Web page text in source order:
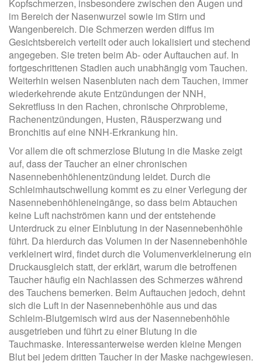
Kopfschmerzen, insbesondere zwischen den Augen und
im Bereich der Nasenwurzel sowie im Stirn und
Wangenbereich. Die Schmerzen werden diffus im
Gesichtsbereich verteilt oder auch lokalisiert und stechend
angegeben. Sie treten beim Ab- oder Auftauchen auf. In
fortgeschrittenen Stadien auch unabhängig vom Tauchen.
Weiterhin weisen Nasenbluten nach dem Tauchen, immer
wiederkehrende akute Entzündungen der NNH,
Sekretfluss in den Rachen, chronische Ohrprobleme,
Rachenentzündungen, Husten, Räusperzwang und
Bronchitis auf eine NNH-Erkrankung hin.
Vor allem die oft schmerzlose Blutung in die Maske zeigt
auf, dass der Taucher an einer chronischen
Nasennebenhöhlenentzündung leidet. Durch die
Schleimhautschwellung kommt es zu einer Verlegung der
Nasennebenhöhleneingänge, so dass beim Abtauchen
keine Luft nachströmen kann und der entstehende
Unterdruck zu einer Einblutung in der Nasennebenhöhle
führt. Da hierdurch das Volumen in der Nasennebenhöhle
verkleinert wird, findet durch die Volumenverkleinerung ein
Druckausgleich statt, der erklärt, warum die betroffenen
Taucher häufig ein Nachlassen des Schmerzes während
des Tauchens bemerken. Beim Auftauchen jedoch, dehnt
sich die Luft in der Nasennebenhöhle aus und das
Schleim-Blutgemisch wird aus der Nasennebenhöhle
ausgetrieben und führt zu einer Blutung in die
Tauchmaske. Interessanterweise werden kleine Mengen
Blut bei jedem dritten Taucher in der Maske nachgewiesen.